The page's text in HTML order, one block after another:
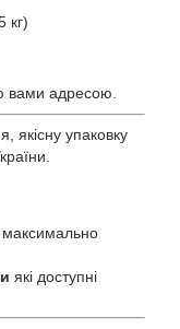
кг)
вами адресою.
якісну упаковку
які доступні